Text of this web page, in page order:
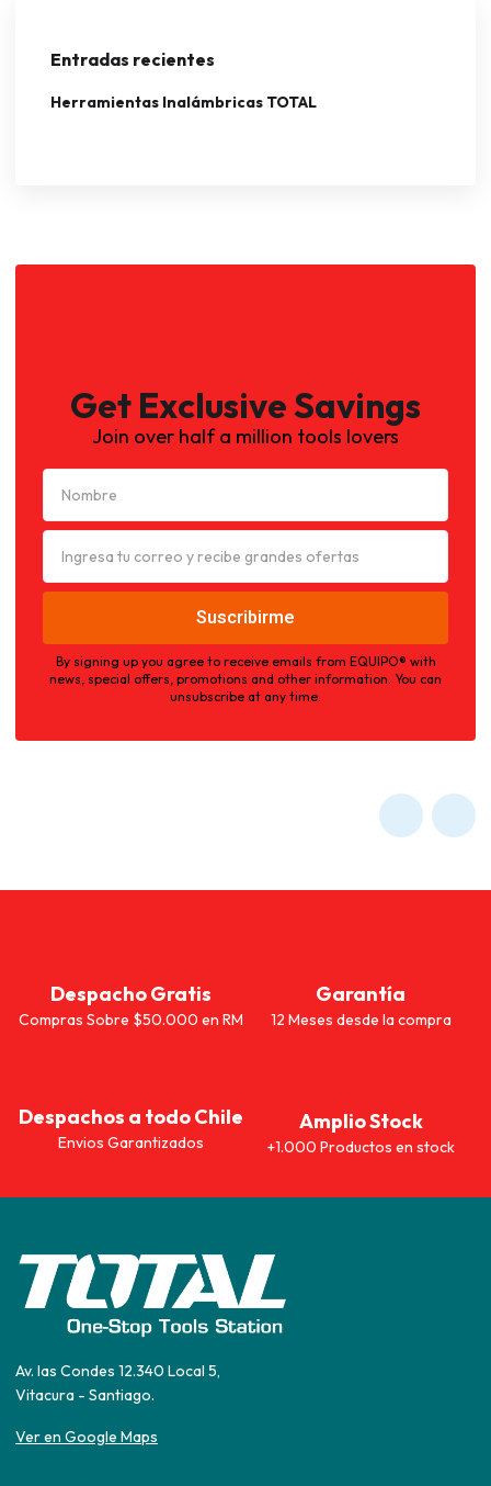
Entradas recientes
Herramientas Inalámbricas TOTAL
Get Exclusive Savings
Join over half a million tools lovers
By signing up you agree to receive emails from EQUIPO® with
news, special offers, promotions and other information. You can
unsubscribe at any time.
Despacho Gratis
Compras Sobre $50.000 en RM
Garantía
12 Meses desde la compra
Despachos a todo Chile
Envios Garantizados
Amplio Stock
+1.000 Productos en stock
Av. las Condes 12.340 Local 5,
Vitacura - Santiago.
Ver en Google Maps